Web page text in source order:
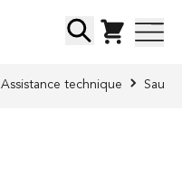
Chercher
Assistance technique